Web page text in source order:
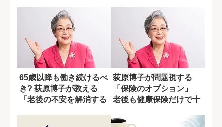
65歳以降も働き続けるべ
き? 荻原博子が教える
「老後の不安を解消する
荻原博子が問題視する
「保険のオプション」
老後も健康保険だけで十